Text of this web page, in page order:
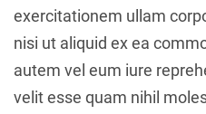
exercitationem ullam
nisi ut aliquid ex ea
autem vel eum iure
velit esse quam nihil